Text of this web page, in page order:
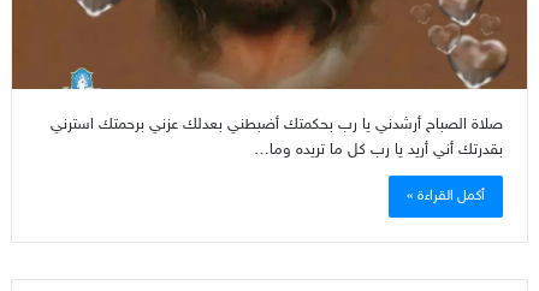
صلاة الصباح أرشدني يا رب بحكمتك أضبطني بعدلك عزني برحمتك استرني
بقدرتك أني أريد يا رب كل ما تريده وما…
أكمل القراءة »